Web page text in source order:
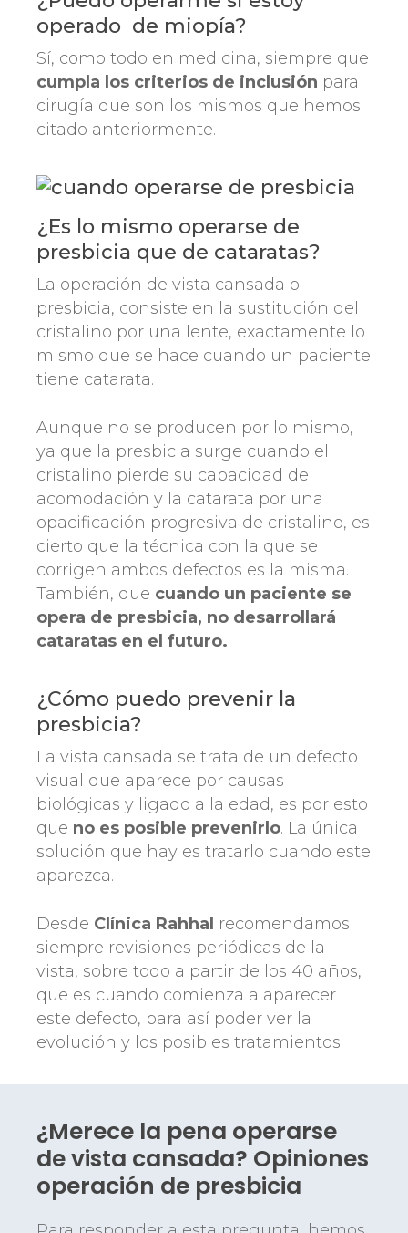
operado de miopía?
Sí, como todo en medicina, siempre que
cumpla los criterios de inclusión para
cirugía que son los mismos que hemos
citado anteriormente.
¿Es lo mismo operarse de
presbicia que de cataratas?
La operación de vista cansada o
presbicia, consiste en la sustitución del
cristalino por una lente, exactamente lo
mismo que se hace cuando un paciente
tiene catarata.
Aunque no se producen por lo mismo,
ya que la presbicia surge cuando el
cristalino pierde su capacidad de
acomodación y la catarata por una
opacificación progresiva de cristalino, es
cierto que la técnica con la que se
corrigen ambos defectos es la misma.
También, que cuando un paciente se
opera de presbicia, no desarrollará
cataratas en el futuro.
¿Cómo puedo prevenir la
presbicia?
La vista cansada se trata de un defecto
visual que aparece por causas
biológicas y ligado a la edad, es por esto
que no es posible prevenirlo. La única
solución que hay es tratarlo cuando este
aparezca.
Desde Clínica Rahhal recomendamos
siempre revisiones periódicas de la
vista, sobre todo a partir de los 40 años,
que es cuando comienza a aparecer
este defecto, para así poder ver la
evolución y los posibles tratamientos.
¿Merece la pena operarse
de vista cansada? Opiniones
operación de presbicia